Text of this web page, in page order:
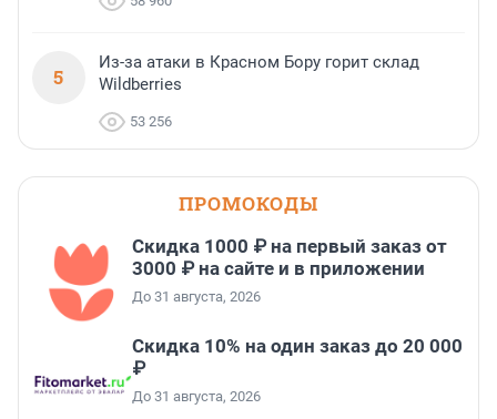
5
Из-за атаки в Красном Бору горит склад
Wildberries
53 256
ПРОМОКОДЫ
Скидка 1000 ₽ на первый заказ от
3000 ₽ на сайте и в приложении
До 31 августа, 2026
Скидка 10% на один заказ до 20 000
₽
До 31 августа, 2026